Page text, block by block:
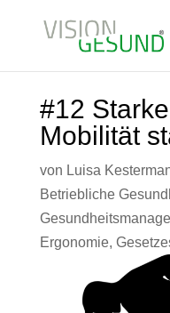
#12
Mobilität
von Luisa
Betriebliche
Ergonomie,